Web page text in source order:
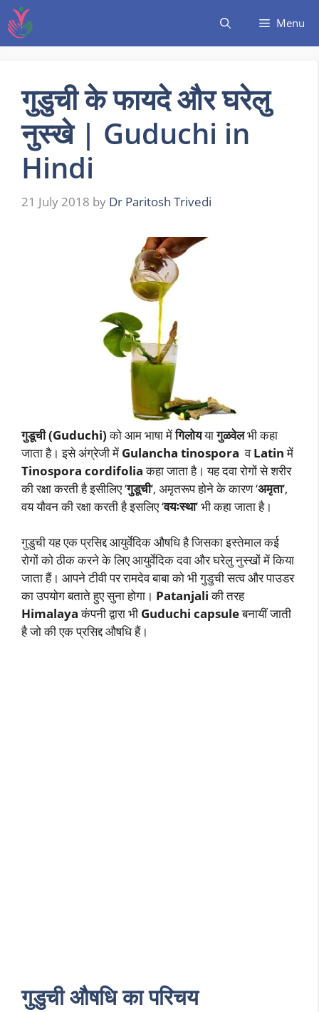
Menu
गुडुची के फायदे और घरेलु
नुस्खे | Guduchi in
Hindi
21 July 2018 by Dr Paritosh Trivedi
गुडूची (Guduchi)को आम भाषा मेंगिलोययागुळवेलभी कहा
जाता है। इसे अंग्रेजी में Gulancha tinospora वLatinमें
Tinospora cordifoliaकहा जाता है। यह दवा रोगों से शरीर
की रक्षा करती है इसीलिए ‘गुडूची‘, अमृतरूप होने के कारण ‘अमृता‘,
वय यौवन की रक्षा करती है इसलिए ‘वयःस्था‘ भी कहा जाता है।
गुडुची यह एक प्रसिद्द आयुर्वेदिक औषधि है जिसका इस्तेमाल कई
रोगों को ठीक करने के लिए आयुर्वेदिक दवा और घरेलु नुस्खों में किया
जाता हैं। आपने टीवी पर रामदेव बाबा को भी गुडुची सत्व और पाउडर
का उपयोग बताते हुए सुना होगा। Patanjaliकी तरह
Himalayaकंपनी द्वारा भी Guduchi capsuleबनायीं जाती
है जो की एक प्रसिद्द औषधि हैं।
गुडुची औषधि का परिचय